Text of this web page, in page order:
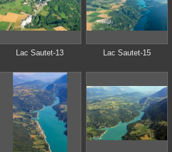
Lac Sautet-13 Lac Sautet-15